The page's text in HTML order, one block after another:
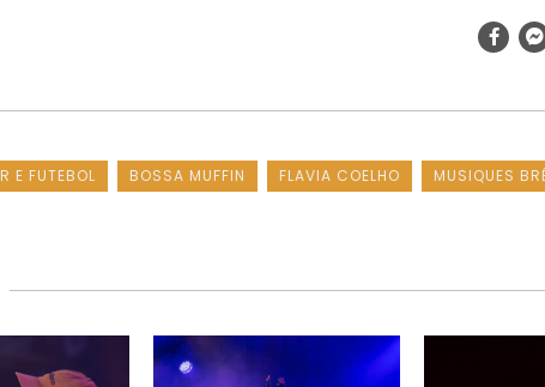
E FUTEBOL BOSSA MUFFIN FLAVIA COELHO
MUSIQUES